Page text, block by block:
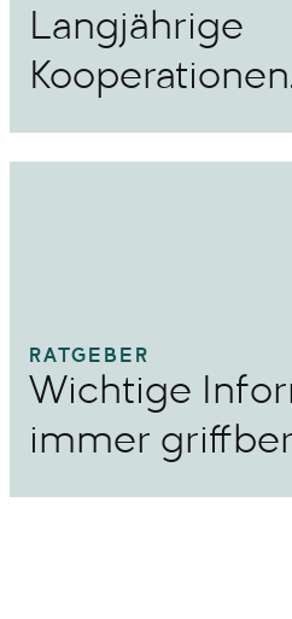
Langjährige
RATGEBER
Wichtige
immer